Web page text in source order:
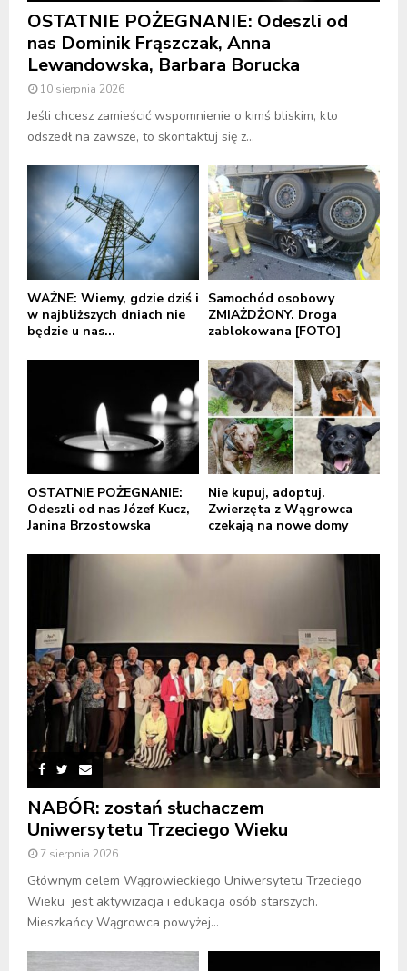
OSTATNIE POŻEGNANIE: Odeszli od
nas Dominik Frąszczak, Anna
Lewandowska, Barbara Borucka
10 sierpnia 2026
Jeśli chcesz zamieścić wspomnienie o kimś bliskim, kto
odszedł na zawsze, to skontaktuj się z...
WAŻNE: Wiemy, gdzie dziś i
w najbliższych dniach nie
będzie u nas...
Samochód osobowy
ZMIAŻDŻONY. Droga
zablokowana [FOTO]
OSTATNIE POŻEGNANIE:
Odeszli od nas Józef Kucz,
Janina Brzostowska
Nie kupuj, adoptuj.
Zwierzęta z Wągrowca
czekają na nowe domy
NABÓR: zostań słuchaczem
Uniwersytetu Trzeciego Wieku
7 sierpnia 2026
Głównym celem Wągrowieckiego Uniwersytetu Trzeciego
Wieku jest aktywizacja i edukacja osób starszych.
Mieszkańcy Wągrowca powyżej...